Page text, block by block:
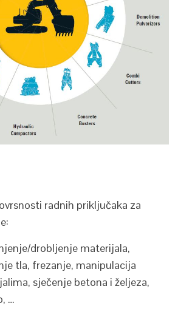
radnih priključaka za
drobljenje materijala,
tla, frezanje, manipulacija
sječenje betona i željeza,
…